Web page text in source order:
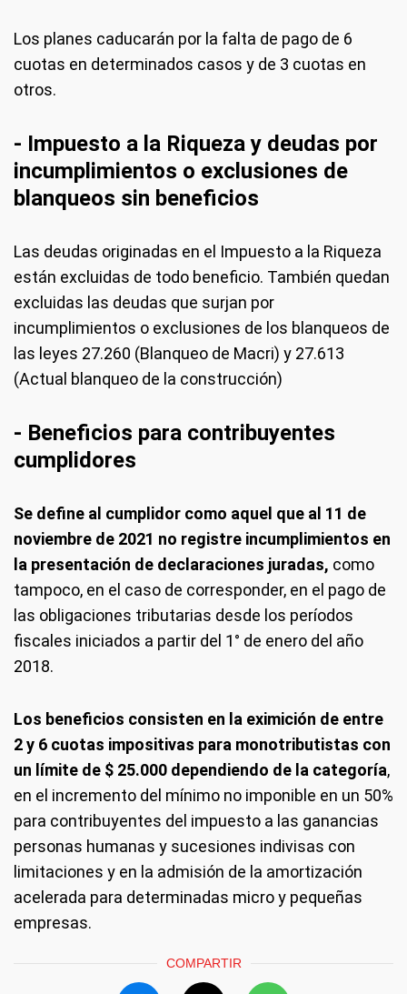
Los planes caducarán por la falta de pago de 6
cuotas en determinados casos y de 3 cuotas en
otros.
- Impuesto a la Riqueza y deudas por
incumplimientos o exclusiones de
blanqueos sin beneficios
Las deudas originadas en el Impuesto a la Riqueza
están excluidas de todo beneficio. También quedan
excluidas las deudas que surjan por
incumplimientos o exclusiones de los blanqueos de
las leyes 27.260 (Blanqueo de Macri) y 27.613
(Actual blanqueo de la construcción)
- Beneficios para contribuyentes
cumplidores
Se define al cumplidor como aquel que al 11 de
noviembre de 2021 no registre incumplimientos en
la presentación de declaraciones juradas, como
tampoco, en el caso de corresponder, en el pago de
las obligaciones tributarias desde los períodos
fiscales iniciados a partir del 1° de enero del año
2018.
Los beneficios consisten en la eximición de entre
2 y 6 cuotas impositivas para monotributistas con
un límite de $ 25.000 dependiendo de la categoría,
en el incremento del mínimo no imponible en un 50%
para contribuyentes del impuesto a las ganancias
personas humanas y sucesiones indivisas con
limitaciones y en la admisión de la amortización
acelerada para determinadas micro y pequeñas
empresas.
COMPARTIR